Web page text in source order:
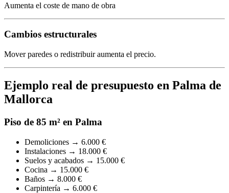
Aumenta el coste de mano de obra
Cambios estructurales
Mover paredes o redistribuir aumenta el precio.
Ejemplo real de presupuesto en Palma de
Mallorca
Piso de 85 m² en Palma
Demoliciones → 6.000 €
Instalaciones → 18.000 €
Suelos y acabados → 15.000 €
Cocina → 15.000 €
Baños → 8.000 €
Carpintería → 6.000 €